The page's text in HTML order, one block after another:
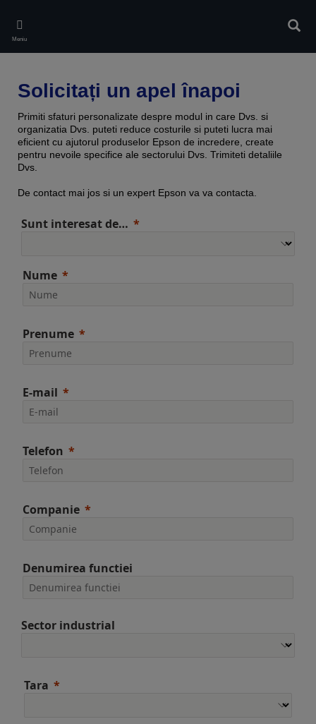
main
content
Meniu
Solicitați un apel înapoi
Primiti sfaturi personalizate despre modul in care Dvs. si
organizatia Dvs. puteti reduce costurile si puteti lucra mai
eficient cu ajutorul produselor Epson de incredere, create
pentru nevoile specifice ale sectorului Dvs. Trimiteti detaliile
Dvs.
De contact mai jos si un expert Epson va va contacta.
Sunt interesat de…
Nume
Prenume
E-mail
Telefon
Companie
Denumirea functiei
Sector industrial
Tara